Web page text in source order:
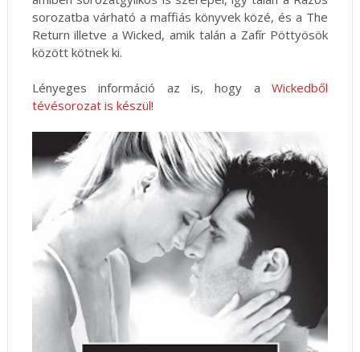
sorozatba várható a maffiás könyvek közé, és a The
Return illetve a Wicked, amik talán a Zafír Pöttyösök
között kötnek ki.
Lényeges információ az is, hogy aWickedből
tévésorozat is készül!